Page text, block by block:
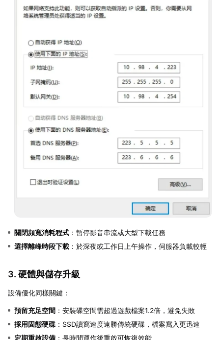
關閉頻寬消耗程式 ：暫停影音串流或大型下載任務
選擇離峰時段下載 ：於深夜或工作日上午操作，伺服器負載較輕
3. 硬體與儲存升級
設備優化同樣關鍵：
預留充足空間 ：安裝碟空間需超過遊戲檔案1.2倍，避免失敗
採用固態硬碟 ：SSD讀寫速度遠勝傳統硬碟，檔案寫入更迅速
定期重啟設備 ：長時間運作後重啟可恢復效能